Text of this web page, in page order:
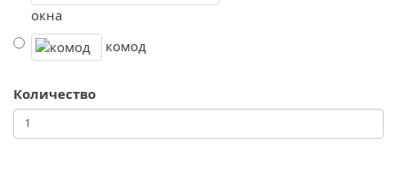
окна
комод
Количество